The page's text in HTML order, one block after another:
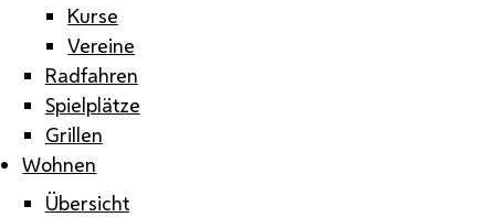
Kurse
Vereine
Radfahren
Spielplätze
Grillen
Wohnen
Übersicht